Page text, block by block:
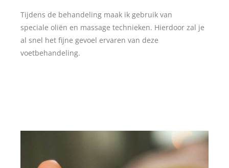
Tijdens de behandeling maak ik gebruik van
speciale oliën en massage technieken. Hierdoor zal je
al snel het fijne gevoel ervaren van deze
voetbehandeling.